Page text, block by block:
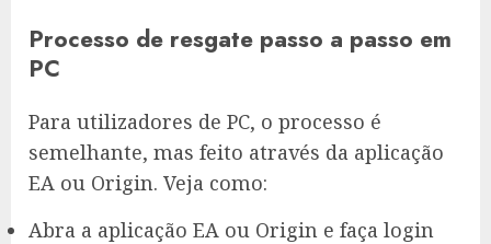
Processo de resgate passo a passo em
PC
Para utilizadores de PC, o processo é
semelhante, mas feito através da aplicação
EA ou Origin. Veja como:
Abra a aplicação EA ou Origin e faça login